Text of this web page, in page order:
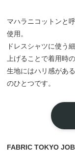
マハラニコットンと
使用。
ドレスシャツに使う
上げることで着用時
生地にはハリ感があ
のひとつです。
FABRIC TOKYO